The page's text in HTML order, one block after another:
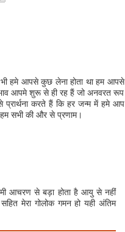
हमे आपसे कुछ लेना होता था हम आपसे
आपमे शुरू से ही रह हैं जो अनवरत रूप
करते हैं कि हर जन्म में हमे आप
सभी की और से प्रणाम।
आचरण से बड़ा होता है आयु से नहीं
मेरा गोलोक गमन हो यही अंतिम